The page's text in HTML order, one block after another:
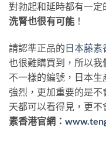
對勃起和延時都有一定
洗腎也很有可能 ！
請認準正品的 日本藤素
也很難購買到，所以
不一樣的編號，日本
強烈，更加重要的是
天都可以看得見，更不
素香港官網：